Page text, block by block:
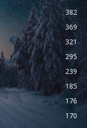
382
369
321
295
239
185
176
170